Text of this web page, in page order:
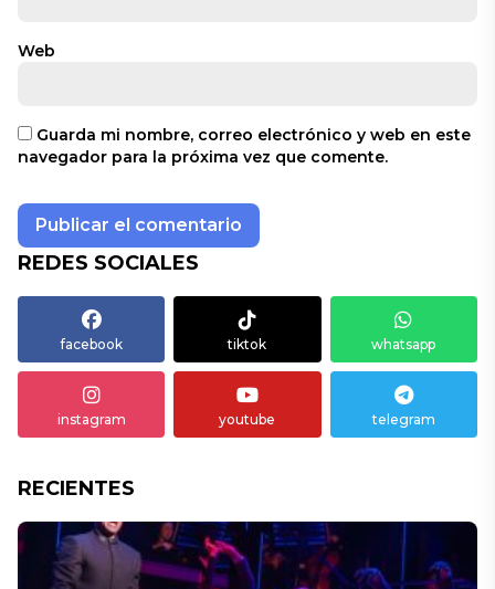
Web
Guarda mi nombre, correo electrónico y web en este
navegador para la próxima vez que comente.
REDES SOCIALES
facebook tiktok whatsapp
instagram youtube telegram
RECIENTES